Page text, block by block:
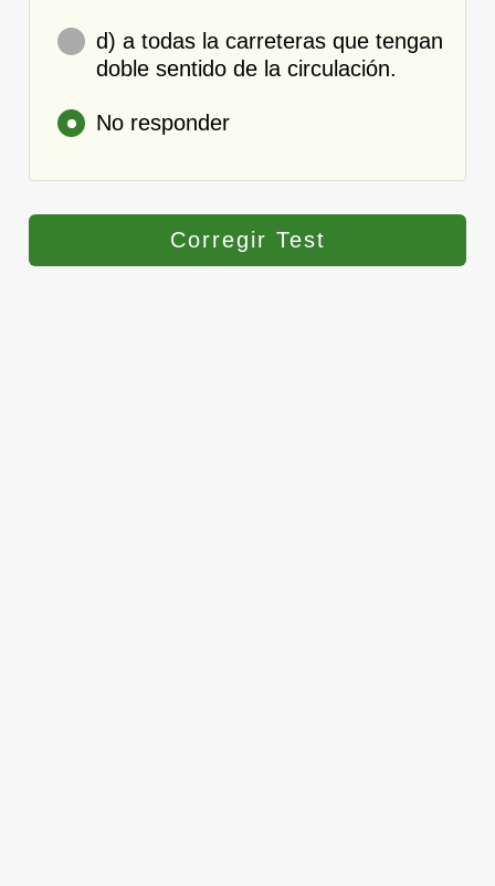
d) a todas la carreteras que tengan
doble sentido de la circulación.
No responder